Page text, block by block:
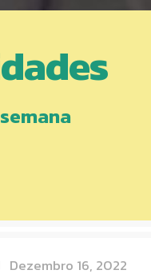
Dezembro 16, 2022